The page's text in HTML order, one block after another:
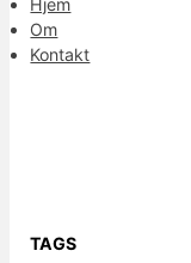
Hjem
Om
Kontakt
TAGS